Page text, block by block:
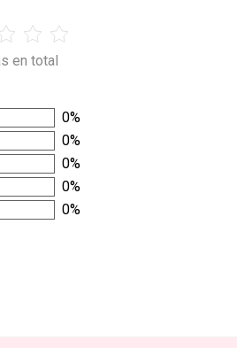
en total
0%
0%
0%
0%
0%